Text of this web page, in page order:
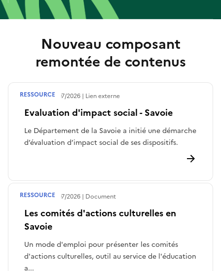
Nouveau composant
remontée de contenus
Evaluation d'impact social - Savoie
Le Département de la Savoie a initié une démarche
d’évaluation d’impact social de ses dispositifs.
Publié le30/07/2026 Lien externe
RESSOURCE
Les comités d'actions culturelles en
Savoie
Un mode d'emploi pour présenter les comités
d'actions culturelles, outil au service de l'éducation
a...
Publié le30/07/2026 Document
RESSOURCE